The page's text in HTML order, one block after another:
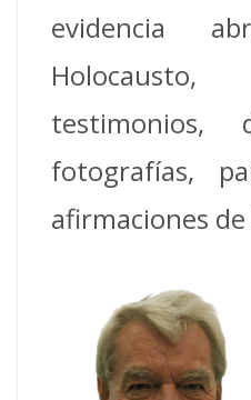
evidencia
testimonios,
fotografías,
afirmaciones